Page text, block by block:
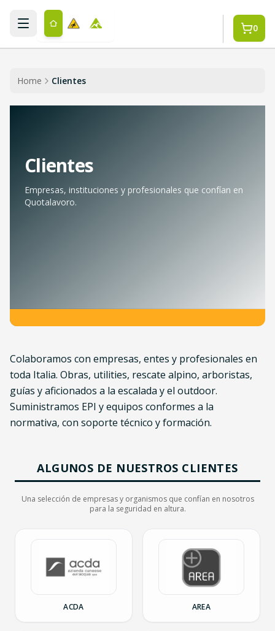
Saltar al contenido principal
0
Home Clientes
Clientes
Empresas, instituciones y profesionales que confían en
Quotalavoro.
Colaboramos con empresas, entes y profesionales en
toda Italia. Obras, utilities, rescate alpino, arboristas,
guías y aficionados a la escalada y el outdoor.
Suministramos EPI y equipos conformes a la
normativa, con soporte técnico y formación.
ALGUNOS DE NUESTROS CLIENTES
Una selección de empresas y organismos que confían en nosotros
para la seguridad en altura.
ACDA AREA